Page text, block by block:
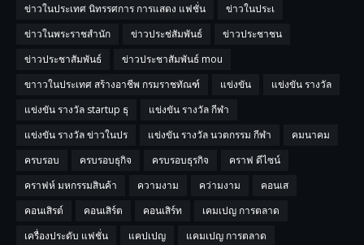
ข่าวในประเทศ นิทรรศการ การแสดง แฟชั่น
ข่าวในประเ
ข่าวในพระราชสำนัก
ข่าวประช่สัมพันธ์
ข่าวประชาชน
ข่าวประชาสัมพันธ์
ข่าวประชาสัมพันธ์ mou
ขาาวในประเทศ สร้างอาชีพ กรมราชทัณฑ์
แข่งขัน
แข่งขัน รางวัล
แข่งขัน รางวัล startup ธุ
แข่งขัน รางวัล กีฬา
แข่งขัน รางวัล ข่าวในปร
แข่งขัน รางวัล นวตกรรม กีฬา
คมนาคม
ครบรอบ
ครบรอบธุกิจ ครบรอบธุรกิจ
คราฟ ดีไซน์
คราฟห์ มหกรรมสินค้า
ความงาม คว่ามงาม
คอนเส
คอนเสิรต์
คอนเสิร์ต คอนเสิร์ท
เคมเปญ การตลาด
เครื่องประดับ แฟชั่น
แคปเปญ
แคมเปญ การตลาด